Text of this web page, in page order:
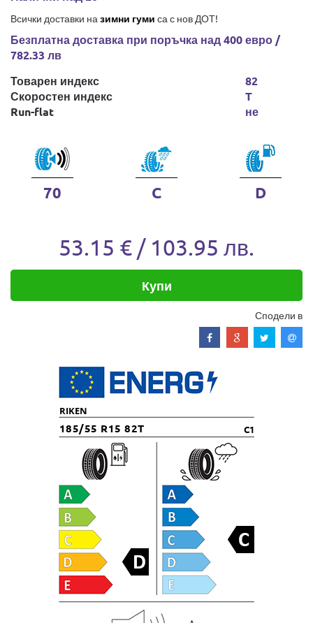
Всички доставки на зимни гуми са с нов ДОТ!
Безплатна доставка при поръчка над 400 евро /
782.33 лв
Товарен индекс
Скоростен индекс
Run-flat
82
T
не
70 C D
53.15 € / 103.95 лв.
Купи
Сподели в
RIKEN
185/55 R15 82T C1